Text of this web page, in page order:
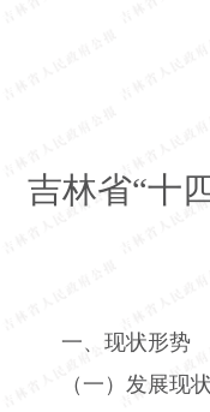
吉林省“十
一、现状形势
（一）发展现